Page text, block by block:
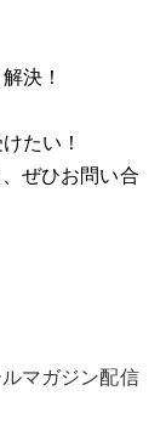
決！
たい！
ぜひお問い合
マガジン配信